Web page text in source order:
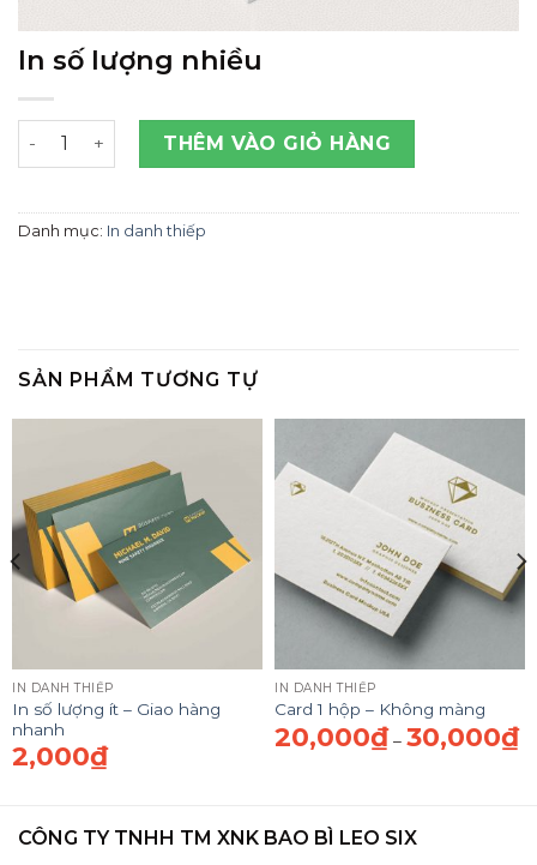
In số lượng nhiều
In số lượng nhiều số lượngTHÊM VÀO GIỎ HÀNG
Danh mục: In danh thiếp
SẢN PHẨM TƯƠNG TỰ
IN DANH THIẾP
In số lượng ít – Giao hàng
nhanh
2,000₫
IN DANH THIẾP
Card 1 hộp – Không màng
20,000₫ – 30,000₫
CÔNG TY TNHH TM XNK BAO BÌ LEO SIX